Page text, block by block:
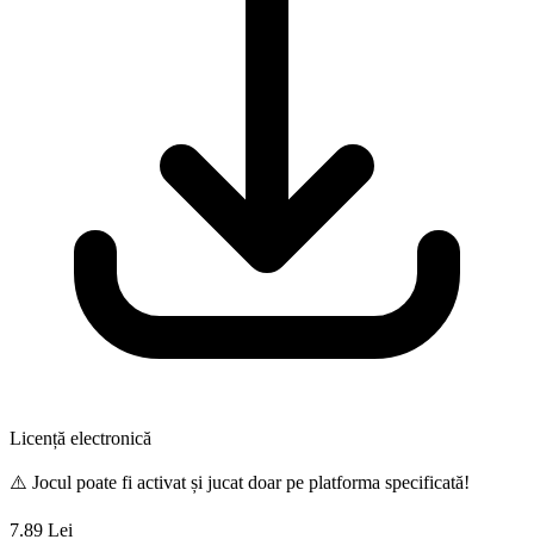
Licență electronică
⚠️ Jocul poate fi activat și jucat doar pe platforma specificată!
7.89 Lei